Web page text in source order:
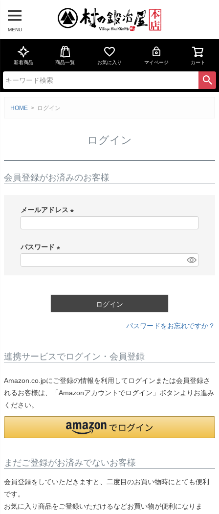
MENU
新着商品 商品一覧 お気に入り マイページ カート
HOME ログイン
ログイン
会員登録がお済みのお客様
メールアドレス
パスワード
ログイン
パスワードをお忘れですか？
連携サービスでログイン・会員登録
Amazon.co.jpにご登録の情報を利用してログインまたは会員登録さ
れるお客様は、「Amazonアカウントでログイン」ボタンよりお進み
ください。
まだご登録がお済みでないお客様
会員登録をしていただきますと、二度目のお買い物時にとても便利
です。
お気に入り商品をご登録いただけるなどお買い物が便利になりま